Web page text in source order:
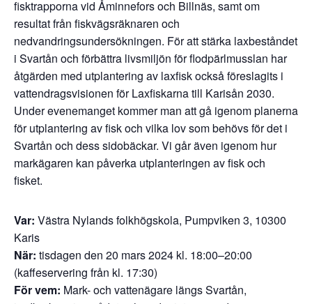
fisktrapporna vid Åminnefors och Billnäs, samt om
resultat från fiskvägsräknaren och
nedvandringsundersökningen. För att stärka laxbeståndet
i Svartån och förbättra livsmiljön för flodpärlmusslan har
åtgärden med utplantering av laxfisk också föreslagits i
vattendragsvisionen för Laxfiskarnatill Karisån 2030.
Under evenemanget kommer man att gå igenom planerna
förutplantering av fisk och vilka lov som behövs för det i
Svartån och dess sidobäckar. Vi går även igenom hur
markägaren kan påverka utplanteringen avfiskoch
fisket.
Var: Västra Nylands folkhögskola, Pumpviken 3, 10300
Karis
När: tisdagen den 20 mars 2024 kl. 18:00–20:00
(kaffeservering från kl. 17:30)
För vem: Mark- och vattenägare längs Svartån,